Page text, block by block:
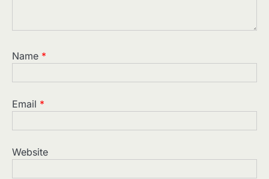
Name *
Email *
Website